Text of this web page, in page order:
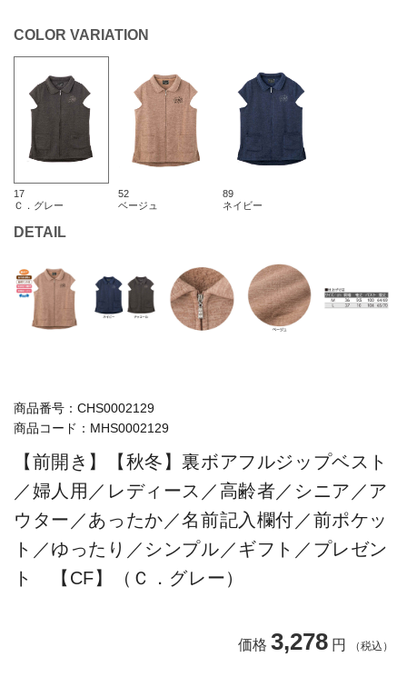
COLOR VARIATION
17
Ｃ．グレー
52
ベージュ
89
ネイビー
DETAIL
商品番号： CHS0002129
商品コード： MHS0002129
【前開き】【秋冬】裏ボアフルジップベスト
／婦人用／レディース／高齢者／シニア／ア
ウター／あったか／名前記入欄付／前ポケッ
ト／ゆったり／シンプル／ギフト／プレゼン
ト 【CF】（Ｃ．グレー）
価格 3,278 円 （税込）